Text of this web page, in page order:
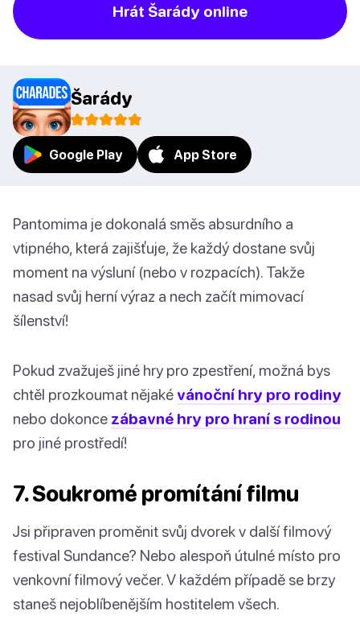
Hrát Šarády online
Šarády
Google Play App Store
Pantomima je dokonalá směs absurdního a
vtipného, která zajišťuje, že každý dostane svůj
moment na výsluní (nebo v rozpacích). Takže
nasad svůj herní výraz a nech začít mimovací
šílenství!
Pokud zvažuješ jiné hry pro zpestření, možná bys
chtěl prozkoumat nějaké vánoční hry pro rodiny
nebo dokonce zábavné hry pro hraní s rodinou
pro jiné prostředí!
7. Soukromé promítání filmu
Jsi připraven proměnit svůj dvorek v další filmový
festival Sundance? Nebo alespoň útulné místo pro
venkovní filmový večer. V každém případě se brzy
staneš nejoblíbenějším hostitelem všech.